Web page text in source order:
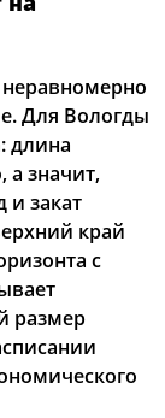
19:40 22:01
19:37
19:34
19:31 21:48
19:28
19:25 21:39
Для Вологды
длина
а значит,
и закат
край
с
размер